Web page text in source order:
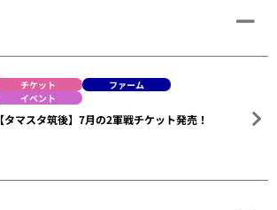
チケット
ファーム
イベント
【タマスタ筑後】7月の2軍戦チケット発売！